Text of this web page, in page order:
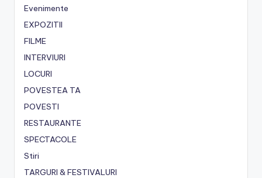
Evenimente
EXPOZITII
FILME
INTERVIURI
LOCURI
POVESTEA TA
POVESTI
RESTAURANTE
SPECTACOLE
Stiri
TARGURI & FESTIVALURI